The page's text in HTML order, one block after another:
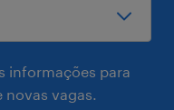
informações para
novas vagas.